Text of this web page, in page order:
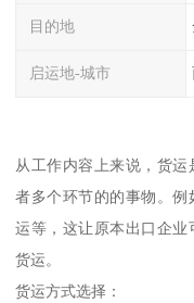
目的地
启运地-城市
从工作内容上来说，货
者多个环节的的事物。
运等，这让原本出口企
货运。
货运方式选择：